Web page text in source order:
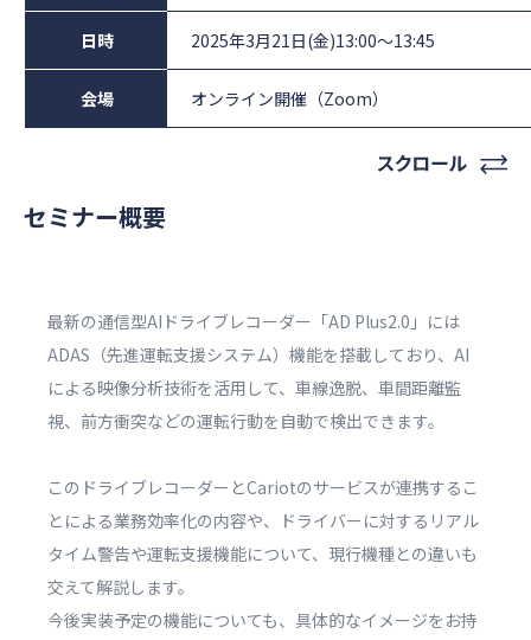
日時 2025年3月21日(金)13:00～13:45
会場 オンライン開催（Zoom）
セミナー概要
最新の通信型AIドライブレコーダー「AD Plus2.0」には
ADAS（先進運転支援システム）機能を搭載しており、AI
による映像分析技術を活用して、車線逸脱、車間距離監
視、前方衝突などの運転行動を自動で検出できます。
このドライブレコーダーとCariotのサービスが連携するこ
とによる業務効率化の内容や、ドライバーに対するリアル
タイム警告や運転支援機能について、現行機種との違いも
交えて解説します。
今後実装予定の機能についても、具体的なイメージをお持